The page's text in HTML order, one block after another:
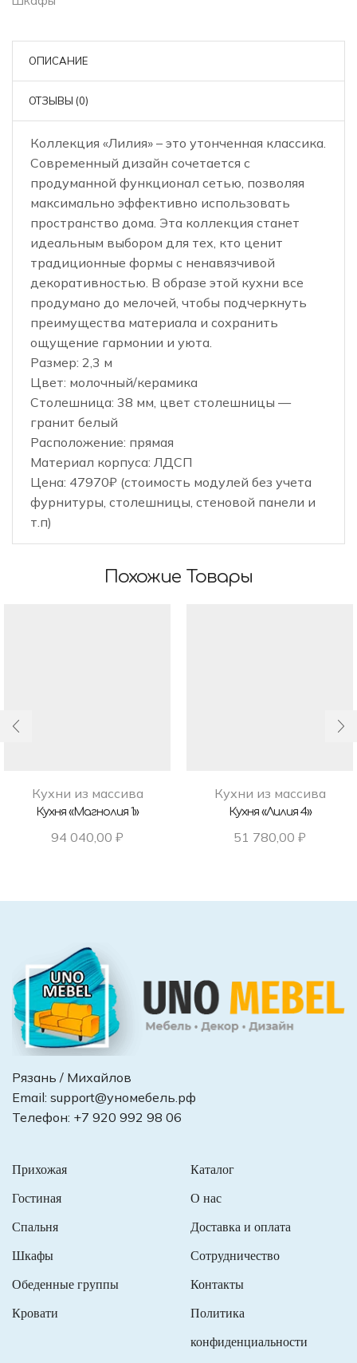
ОПИСАНИЕ
ОТЗЫВЫ (0)
Коллекция «Лилия» – это утонченная классика.
Современный дизайн сочетается с
продуманной функционал сетью, позволяя
максимально эффективно использовать
пространство дома. Эта коллекция станет
идеальным выбором для тех, кто ценит
традиционные формы с ненавязчивой
декоративностью. В образе этой кухни все
продумано до мелочей, чтобы подчеркнуть
преимущества материала и сохранить
ощущение гармонии и уюта.
Размер: 2,3 м
Цвет: молочный/керамика
Столешница: 38 мм, цвет столешницы —
гранит белый
Расположение: прямая
Материал корпуса: ЛДСП
Цена: 47970₽ (стоимость модулей без учета
фурнитуры, столешницы, стеновой панели и
т.п)
Похожие Товары
Кухни из массива
Кухня «Магнолия 1»
94 040,00 ₽
Кухни из массива
Кухня «Лилия 4»
51 780,00 ₽
Рязань / Михайлов
Email: support@уномебель.рф
Телефон: +7 920 992 98 06
Прихожая
Гостиная
Спальня
Шкафы
Обеденные группы
Кровати
Каталог
О нас
Доставка и оплата
Сотрудничество
Контакты
Политика
конфиденциальности